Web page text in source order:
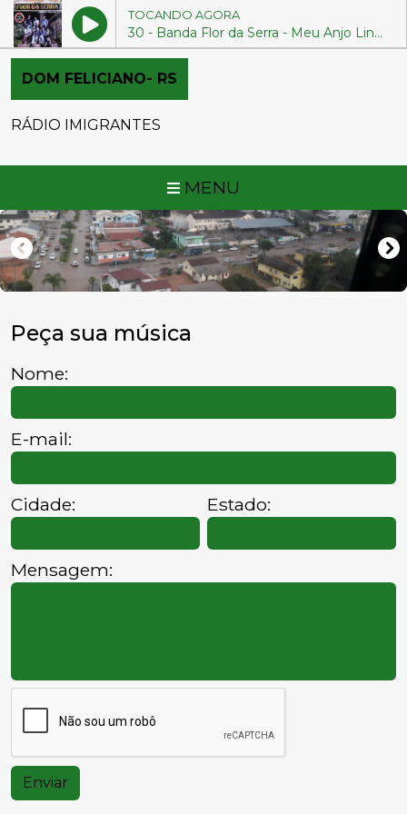
TOCANDO AGORA
30 - Banda Flor da Serra - Meu Anjo Lindo
DOM FELICIANO- RS
RÁDIO IMIGRANTES
MENU
Peça sua música
Nome:
E-mail:
Cidade: Estado:
Mensagem:
Enviar